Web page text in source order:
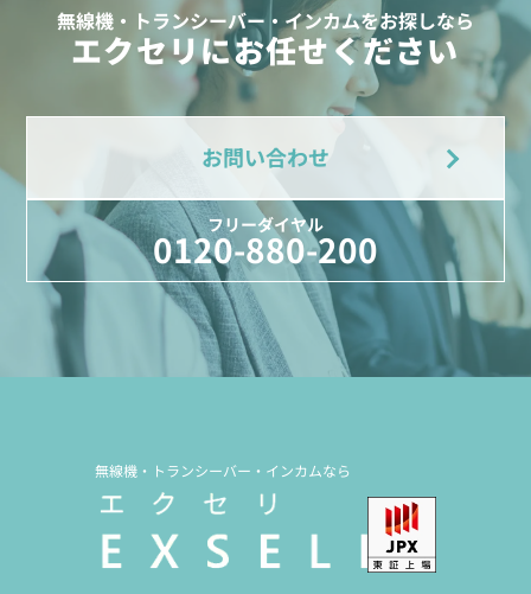
無線機・トランシーバー・インカムをお探しなら
エクセリにお任せください
お問い合わせ
フリーダイヤル
0120-880-200
無線機・トランシーバー・インカムなら